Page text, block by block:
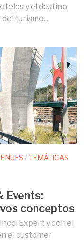
y el destino
turismo...
/TEMÁTICAS
Events:
conceptos
Expert y con el
el customer